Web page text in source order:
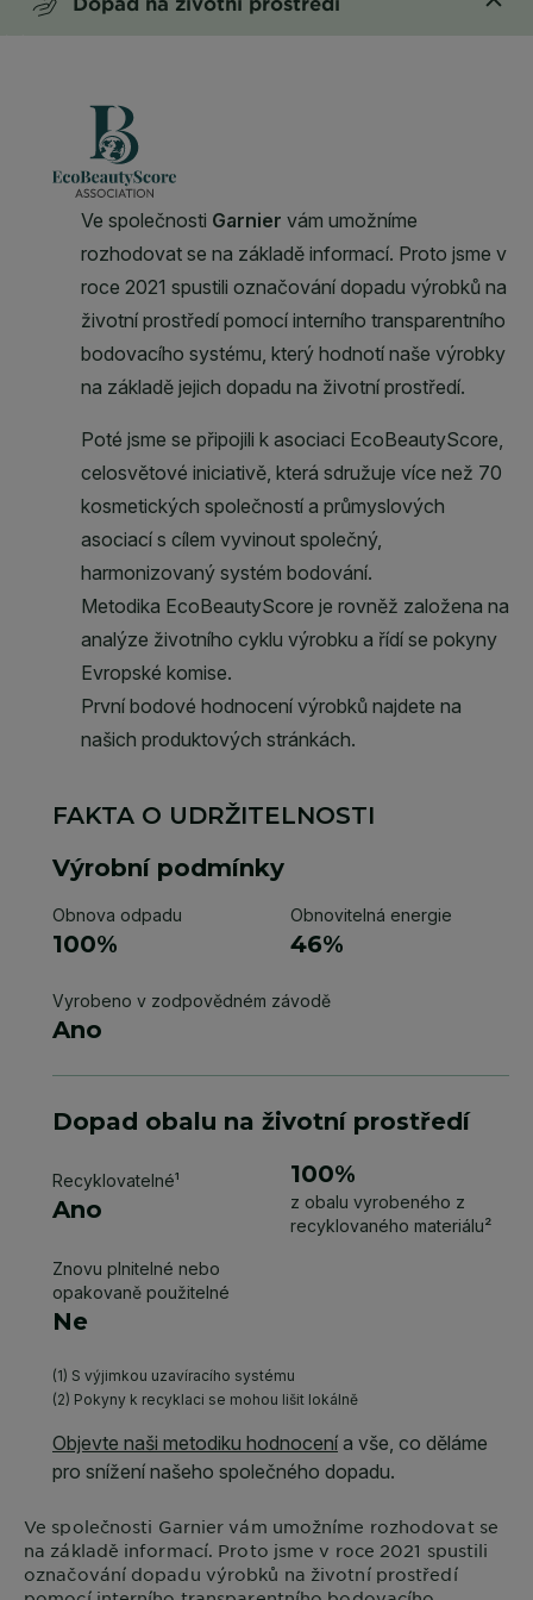
Ve společnosti Garnier vám umožníme rozhodovat se
na základě informací. Proto jsme v roce 2021 spustili
označování dopadu výrobků na životní prostředí